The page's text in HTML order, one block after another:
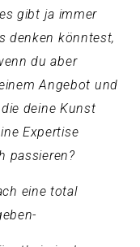
gibt ja immer
denken könntest,
du aber
Angebot und
deine Kunst
Expertise
passieren?
eine total